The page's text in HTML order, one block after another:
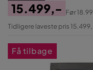
Pris
15.499,-
Original
Før
Tidligere laveste pris
Få tilbage